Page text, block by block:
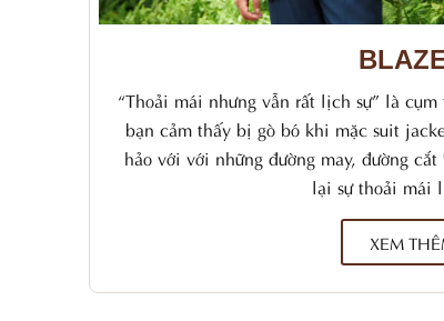
“Thoải mái nhưng vẫn rất lịch sự” là
bạn cảm thấy bị gò bó khi mặc suit
hảo với với những đường may, đường
lại sự thoải mái
XEM